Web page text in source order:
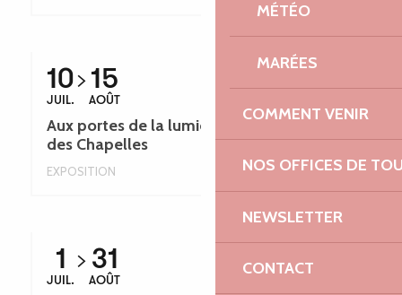
MÉTÉO
MARÉES
COMMENT VENIR
NOS OFFICES DE
NEWSLETTER
CONTACT
10
JUIL.
15
AOÛT
Aux portes de la lumière | Peinture - Circuit
des Chapelles
EXPOSITION
1
JUIL.
31
AOÛT